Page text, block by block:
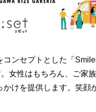
コンセプトとした「
女性はもちろん、ご家
けを提供します。笑顔